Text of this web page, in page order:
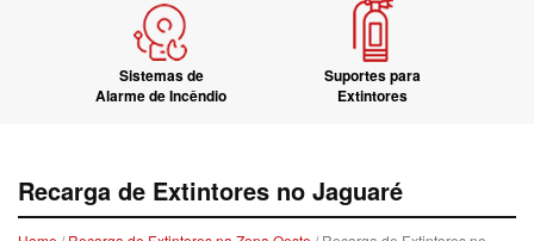
Sistemas de
Alarme de Incêndio
Suportes para
Extintores
Recarga de Extintores no Jaguaré